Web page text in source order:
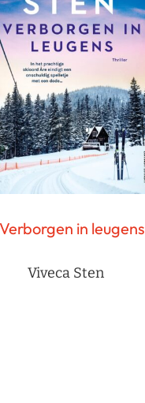
Verborgen in leugens
Viveca Sten